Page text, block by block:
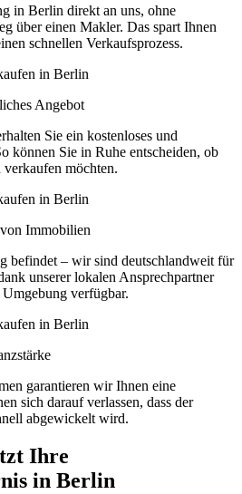
in Berlin direkt an uns, ohne
über einen Makler. Das spart Ihnen
schnellen Verkaufsprozess.
Angebot
Sie ein kostenloses und
können Sie in Ruhe entscheiden, ob
möchten.
Immobilien
befindet – wir sind deutschlandweit für
unserer lokalen Ansprechpartner
verfügbar.
garantieren wir Ihnen eine
sich darauf verlassen, dass der
abgewickelt wird.
Ihre
in Berlin